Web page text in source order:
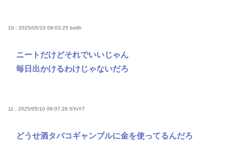
10 : 2025/05/10 09:03:25 bxt9r
ニートだけどそれでいいじゃん
毎日出かけるわけじゃないだろ
11 : 2025/05/10 09:07:26 SYvY7
どうせ酒タバコギャンブルに金を使ってるんだろ